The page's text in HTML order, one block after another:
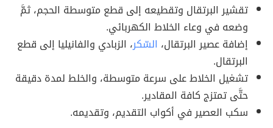
تقشير البرتقال وتقطيعه إلى قطع متوسطة الحجم، ثمَّ
وضعه في وعاء الخلاط الكهربائي.
إضافة عصير البرتقال، السّكر، الزبادي والفانيليا إلى قطع
البرتقال.
تشغيل الخلاط على سرعة متوسطة، والخلط لمدة دقيقة
حتَّى تمتزج كافة المقادير.
سكب العصير في أكواب التقديم، وتقديمه.